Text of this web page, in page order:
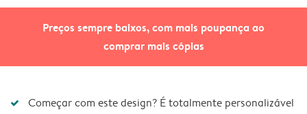
Preços sempre baixos, com mais poupança ao
comprar mais cópias
Começar com este design? É totalmente personalizável